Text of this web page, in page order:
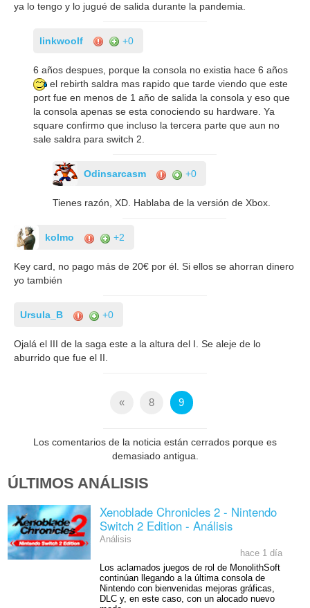
ya lo tengo y lo jugué de salida durante la pandemia.
linkwoolf +0
6 años despues, porque la consola no existia hace 6 años
el rebirth saldra mas rapido que tarde viendo que este
port fue en menos de 1 año de salida la consola y eso que
la consola apenas se esta conociendo su hardware. Ya
square confirmo que incluso la tercera parte que aun no
sale saldra para switch 2.
Odinsarcasm +0
Tienes razón, XD. Hablaba de la versión de Xbox.
kolmo +2
Key card, no pago más de 20€ por él. Si ellos se ahorran dinero
yo también
Ursula_B +0
Ojalá el III de la saga este a la altura del I. Se aleje de lo
aburrido que fue el II.
« 8 9
Los comentarios de la noticia están cerrados porque es
demasiado antigua.
ÚLTIMOS ANÁLISIS
Xenoblade Chronicles 2 - Nintendo
Switch 2 Edition - Análisis
Análisis
hace 1 día
Los aclamados juegos de rol de MonolithSoft
continúan llegando a la última consola de
Nintendo con bienvenidas mejoras gráficas,
DLC y, en este caso, con un alocado nuevo